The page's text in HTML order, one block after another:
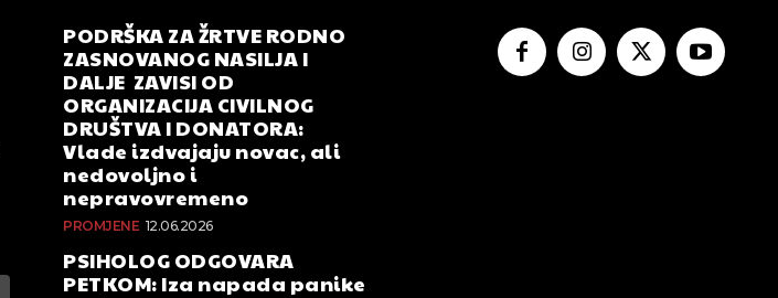
PODRŠKA ZA ŽRTVE RODNO
ZASNOVANOG NASILJA I
DALJE ZAVISI OD
ORGANIZACIJA CIVILNOG
DRUŠTVA I DONATORA:
Vlade izdvajaju novac, ali
nedovoljno i
nepravovremeno
PROMJENE 12.06.2026
PSIHOLOG ODGOVARA
PETKOM: Iza napada panike